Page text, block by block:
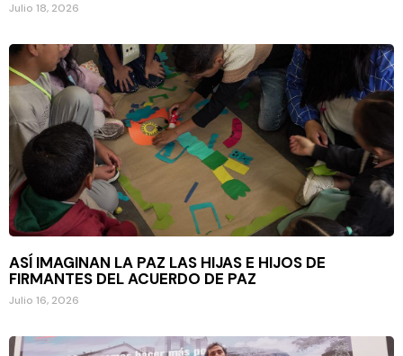
Julio 18, 2026
ASÍ IMAGINAN LA PAZ LAS HIJAS E HIJOS DE
FIRMANTES DEL ACUERDO DE PAZ
Julio 16, 2026